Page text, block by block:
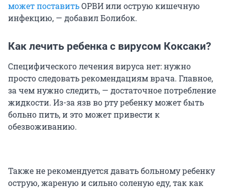
может поставитьОРВИ или острую кишечную
инфекцию, — добавил Болибок.
Как лечить ребенка с вирусом Коксаки?
Специфического лечения вируса нет: нужно
просто следовать рекомендациям врача. Главное,
за чем нужно следить, — достаточное потребление
жидкости. Из-за язв во рту ребенку может быть
больно пить, и это может привести к
обезвоживанию.
Также не рекомендуется давать больному ребенку
острую, жареную и сильно соленую еду, так как